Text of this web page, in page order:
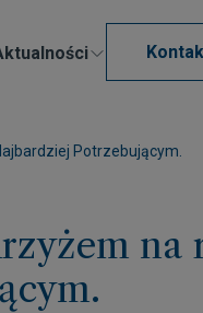
Potrzebującym.